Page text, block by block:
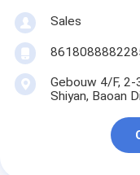
Sales
Gebouw 4/F, 2-
Shiyan, Baoan